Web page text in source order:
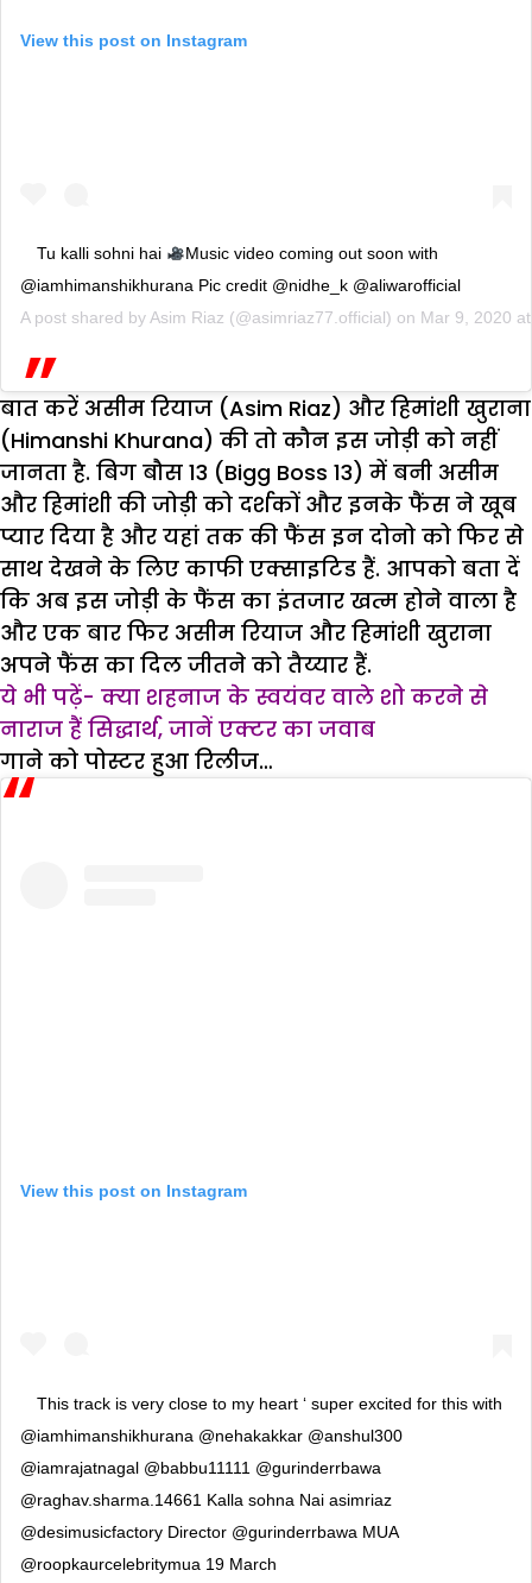
View this post on Instagram
Tu kalli sohni hai
Music video coming out soon with
@iamhimanshikhurana Pic credit @nidhe_k @aliwarofficial
A post shared byAsim Riaz (@asimriaz77.official) on Mar 9, 2020
बात करें असीम रियाज (Asim Riaz) और हिमांशी खुराना
(Himanshi Khurana) की तो कौन इस जोड़ी को नहीं
जानता है. बिग बौस 13 (Bigg Boss 13) में बनी असीम
और हिमांशी की जोड़ी को दर्शकों और इनके फैंस ने खूब
प्यार दिया है और यहां तक की फैंस इन दोनो को फिर से
साथ देखने के लिए काफी एक्साइटिड हैं. आपको बता दें
कि अब इस जोड़ी के फैंस का इंतजार खत्म होने वाला है
और एक बार फिर असीम रियाज और हिमांशी खुराना
अपने फैंस का दिल जीतने को तैय्यार हैं.
ये भी पढ़ें- क्या शहनाज के स्वयंवर वाले शो करने से
नाराज हैं सिद्धार्थ, जानें एक्टर का जवाब
गाने को पोस्टर हुआ रिलीज…
View this post on Instagram
This track is very close to my heart ‘ super excited for this with
@iamhimanshikhurana @nehakakkar @anshul300
@iamrajatnagal @babbu11111 @gurinderrbawa
@raghav.sharma.14661 Kalla sohna Nai asimriaz
@desimusicfactory Director @gurinderrbawa MUA
@roopkaurcelebritymua 19 March